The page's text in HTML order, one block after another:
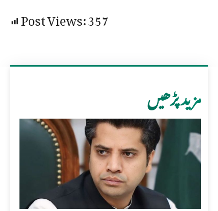
Post Views:357
مزید پڑھیں